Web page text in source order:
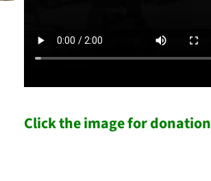
Click the image for donation